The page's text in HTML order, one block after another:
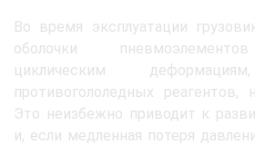
Во время эксплуатации
оболочки
циклическим
противогололедных реагентов,
Это неизбежно приводит к
и, если медленная потеря